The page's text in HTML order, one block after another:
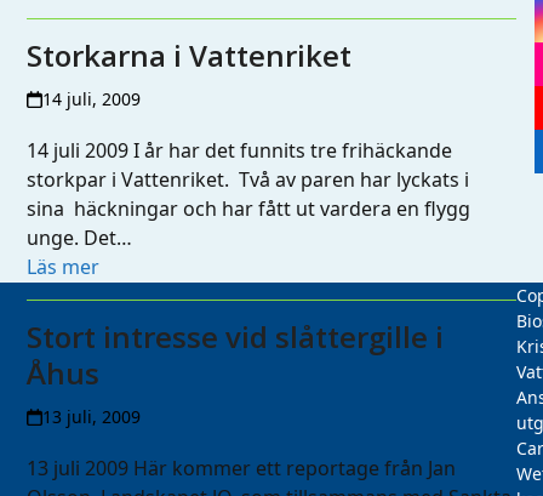
Storkarna i Vattenriket
14 juli, 2009
14 juli 2009 I år har det funnits tre frihäckande
storkpar i Vattenriket. Två av paren har lyckats i
sina häckningar och har fått ut vardera en flygg
unge. Det…
Läs mer
Stort intresse vid slåttergille i
Åhus
13 juli, 2009
13 juli 2009 Här kommer ett reportage från Jan